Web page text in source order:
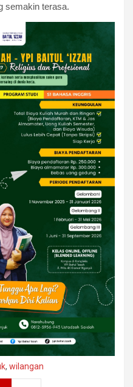
semakin terasa.
, wilangan